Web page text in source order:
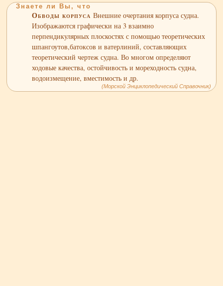
Знаете ли Вы, что
Обводы корпусаВнешние очертания корпуса судна.
Изображаются графически на 3 взаимно
перпендикулярных плоскостях с помощью теоретических
шпангоутов,батоксов и ватерлиний, составляющих
теоретический чертеж судна. Во многом определяют
ходовые качества, остойчивость и мореходность судна,
водоизмещение, вместимость и др.
(Морской Энциклопедический Справочник)